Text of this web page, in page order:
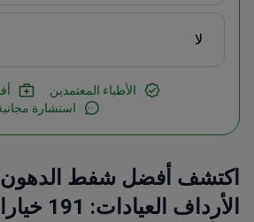
لا
الأطباء المعتمدين
استشارة
اكتشف أفضل شفط
الأرداف